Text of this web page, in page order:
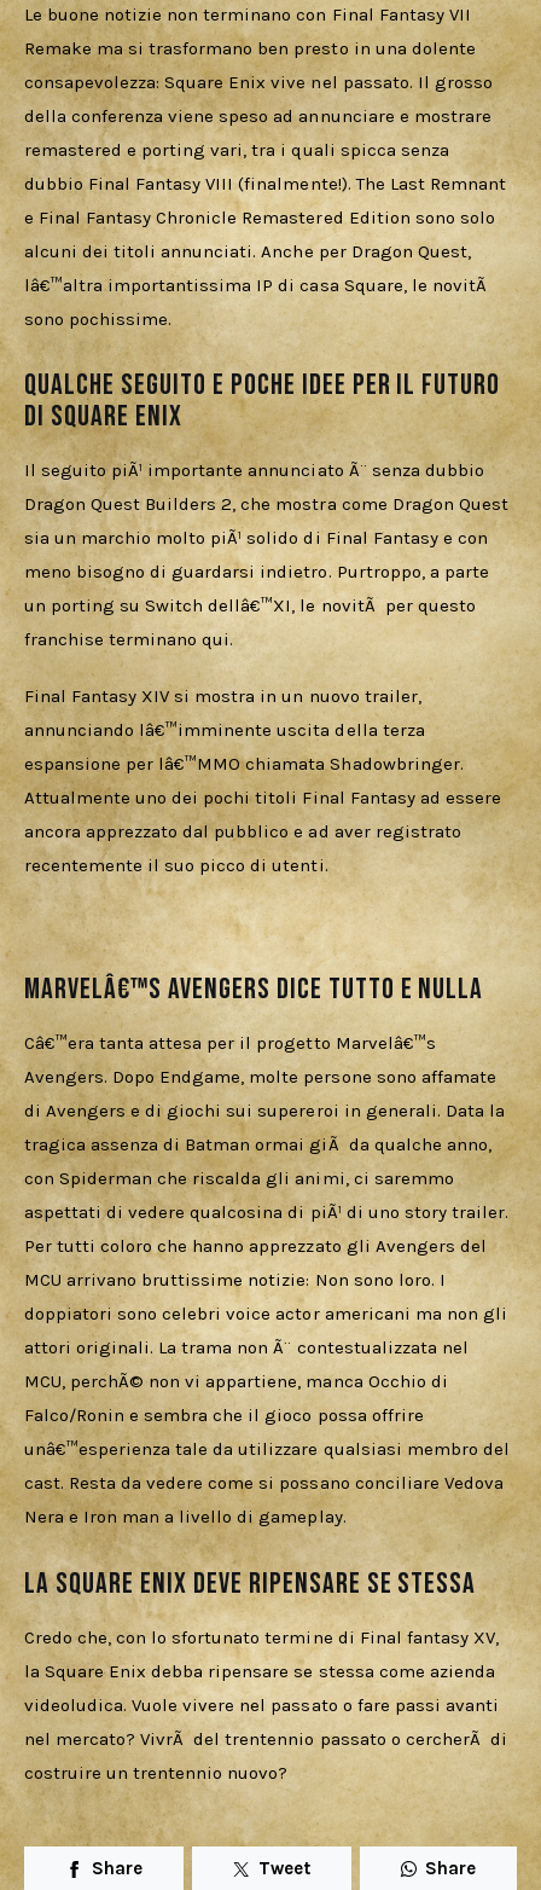
Le buone notizie non terminano con Final Fantasy VII
Remake ma si trasformano ben presto in una dolente
consapevolezza: Square Enix vive nel passato. Il grosso
della conferenza viene speso ad annunciare e mostrare
remastered e porting vari, tra i quali spicca senza
dubbio Final Fantasy VIII (finalmente!). The Last Remnant
e Final Fantasy Chronicle Remastered Edition sono solo
alcuni dei titoli annunciati. Anche per Dragon Quest,
lâ€™altra importantissima IP di casa Square, le novitÃ
sono pochissime.
Qualche seguito e poche idee per il futuro
di Square Enix
Il seguito piÃ¹ importante annunciato Ã¨ senza dubbio
Dragon Quest Builders 2, che mostra come Dragon Quest
sia un marchio molto piÃ¹ solido di Final Fantasy e con
meno bisogno di guardarsi indietro. Purtroppo, a parte
un porting su Switch dellâ€™XI, le novitÃ  per questo
franchise terminano qui.
Final Fantasy XIV si mostra in un nuovo trailer,
annunciando lâ€™imminente uscita della terza
espansione per lâ€™MMO chiamata Shadowbringer.
Attualmente uno dei pochi titoli Final Fantasy ad essere
ancora apprezzato dal pubblico e ad aver registrato
recentemente il suo picco di utenti.
Marvelâ€™s Avengers dice tutto e nulla
Câ€™era tanta attesa per il progetto Marvelâ€™s
Avengers. Dopo Endgame, molte persone sono affamate
di Avengers e di giochi sui supereroi in generali. Data la
tragica assenza di Batman ormai giÃ  da qualche anno,
con Spiderman che riscalda gli animi, ci saremmo
aspettati di vedere qualcosina di piÃ¹ di uno story trailer.
Per tutti coloro che hanno apprezzato gli Avengers del
MCU arrivano bruttissime notizie: Non sono loro. I
doppiatori sono celebri voice actor americani ma non gli
attori originali. La trama non Ã¨ contestualizzata nel
MCU, perchÃ© non vi appartiene, manca Occhio di
Falco/Ronin e sembra che il gioco possa offrire
unâ€™esperienza tale da utilizzare qualsiasi membro del
cast. Resta da vedere come si possano conciliare Vedova
Nera e Iron man a livello di gameplay.
La Square Enix deve ripensare se stessa
Credo che, con lo sfortunato termine di Final fantasy XV,
la Square Enix debba ripensare se stessa come azienda
videoludica. Vuole vivere nel passato o fare passi avanti
nel mercato? VivrÃ  del trentennio passato o cercherÃ  di
costruire un trentennio nuovo?
Share Tweet Share